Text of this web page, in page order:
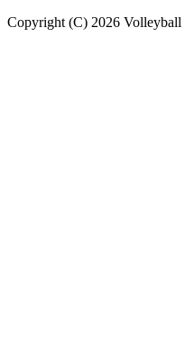
Copyright (C) 2026